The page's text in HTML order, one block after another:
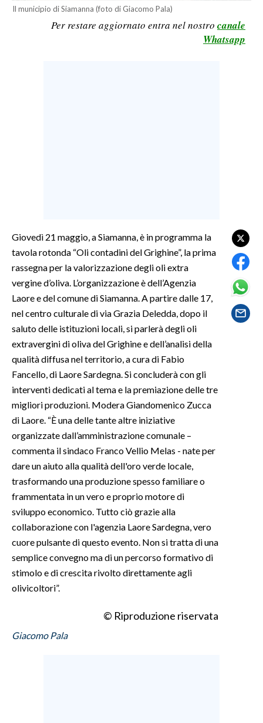
LAVORO
SPETTACOLI
GOSSIP
SALUTE
SARDEGNA TURISMO
SARDI NEL MONDO
NOTIZIE
EVENTI
#CARAUNIONE
3 MINUTI CON
INFO AZIENDE
ABBONATI
ANNUNCI
SPIAGGE
Il municipio di Siamanna (foto di Giacomo Pala)
Per restare aggiornato entra nel nostro canale
Whatsapp
Giovedì 21 maggio, a Siamanna, è in programma la
tavola rotonda “Oli contadini del Grighine”, la prima
rassegna per la valorizzazione degli oli extra
vergine d’oliva. L’organizzazione è dell’Agenzia
Laore e del comune di Siamanna. A partire dalle 17,
nel centro culturale di via Grazia Deledda, dopo il
saluto delle istituzioni locali, si parlerà degli oli
extravergini di oliva del Grighine e dell’analisi della
qualità diffusa nel territorio, a cura di Fabio
Fancello, di Laore Sardegna. Si concluderà con gli
interventi dedicati al tema e la premiazione delle tre
migliori produzioni. Modera Giandomenico Zucca
di Laore. “È una delle tante altre iniziative
organizzate dall’amministrazione comunale –
commenta il sindaco Franco Vellio Melas - nate per
dare un aiuto alla qualità dell'oro verde locale,
trasformando una produzione spesso familiare o
frammentata in un vero e proprio motore di
sviluppo economico. Tutto ciò grazie alla
collaborazione con l'agenzia Laore Sardegna, vero
cuore pulsante di questo evento. Non si tratta di una
semplice convegno ma di un percorso formativo di
stimolo e di crescita rivolto direttamente agli
olivicoltori”.
© Riproduzione riservata
Giacomo Pala